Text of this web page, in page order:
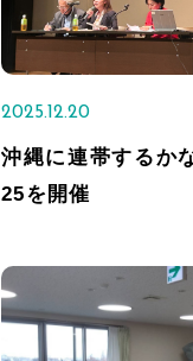
2025.12.20
沖縄に連帯するか
25を開催